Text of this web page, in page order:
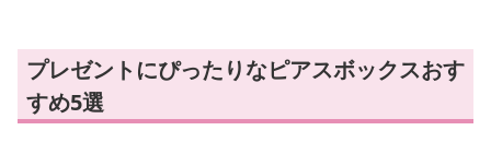
プレゼントにぴったりなピアスボックスおす
すめ5選